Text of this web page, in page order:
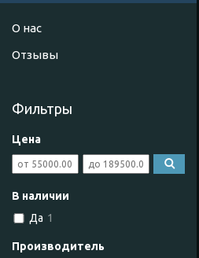
О нас
Отзывы
Фильтры
Цена
В наличии
Да 1
Производитель